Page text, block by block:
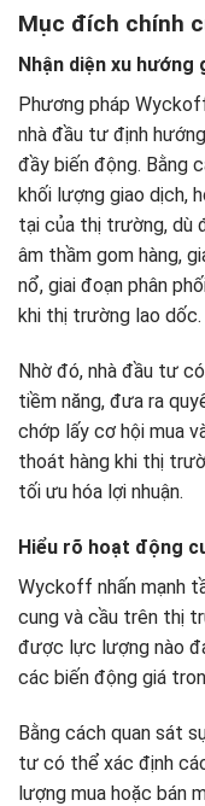
Mục đích chính
Nhận diện xu hướng
Phương pháp
nhà đầu tư định
đầy biến động. Bằng
khối lượng giao dịch,
tại của thị trường, dù
âm thầm gom hàng,
nổ, giai đoạn phân
khi thị trường lao dốc.
Nhờ đó, nhà đầu tư
tiềm năng, đưa ra
chớp lấy cơ hội mua
thoát hàng khi thị
tối ưu hóa lợi nhuận.
Hiểu rõ hoạt động
Wyckoff nhấn mạnh
cung và cầu trên thị
được lực lượng nào
các biến động giá
Bằng cách quan sát
tư có thể xác định
lượng mua hoặc bán